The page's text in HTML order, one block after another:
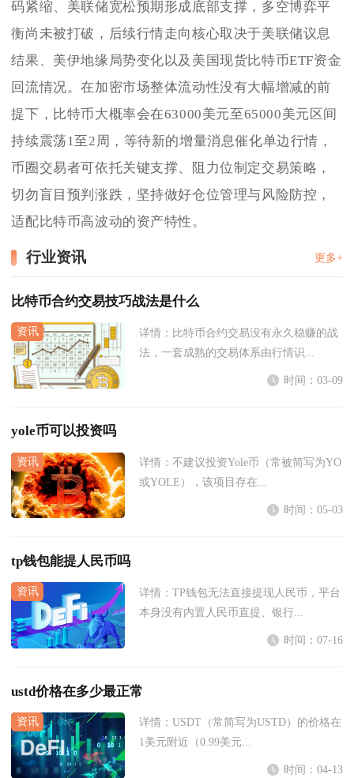
码紧缩、美联储宽松预期形成底部支撑，多空博弈平
衡尚未被打破，后续行情走向核心取决于美联储议息
结果、美伊地缘局势变化以及美国现货比特币ETF资金
回流情况。在加密市场整体流动性没有大幅增减的前
提下，比特币大概率会在63000美元至65000美元区间
持续震荡1至2周，等待新的增量消息催化单边行情，
币圈交易者可依托关键支撑、阻力位制定交易策略，
切勿盲目预判涨跌，坚持做好仓位管理与风险防控，
适配比特币高波动的资产特性。
行业资讯 更多+
比特币合约交易技巧战法是什么
详情： 比特币合约交易没有永久稳赚的战
法，一套成熟的交易体系由行情识...
时间：03-09
yole币可以投资吗
详情： 不建议投资Yole币（常被简写为YO
或YOLE），该项目存在...
时间：05-03
tp钱包能提人民币吗
详情： TP钱包无法直接提现人民币，平台
本身没有内置人民币直提、银行...
时间：07-16
ustd价格在多少最正常
详情： USDT（常简写为USTD）的价格在
1美元附近（0.99美元...
时间：04-13